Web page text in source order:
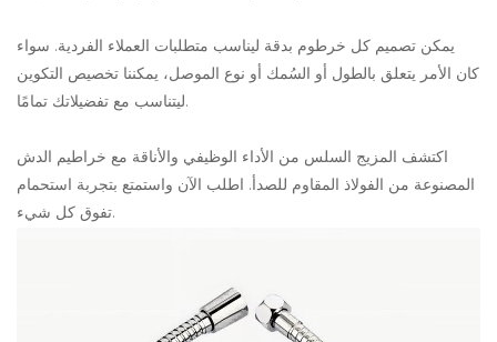
يمكن تصميم كل خرطوم بدقة ليناسب متطلبات العملاء الفردية. سواء
كان الأمر يتعلق بالطول أو السُمك أو نوع الموصل، يمكننا تخصيص التكوين
ليتناسب مع تفضيلاتك تمامًا.
اكتشف المزيج السلس من الأداء الوظيفي والأناقة مع خراطيم الدش
المصنوعة من الفولاذ المقاوم للصدأ. اطلب الآن واستمتع بتجربة استحمام
تفوق كل شيء.